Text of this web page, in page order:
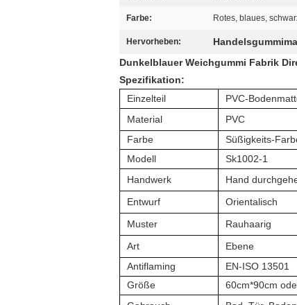
Farbe: Rotes, blaues,
Hervorheben:
Dunkelblauer Weichgummi Fabrik
Spezifikation:
Einzelteil
PVC-
Material
PVC
Farbe
Süßigkeits-
Modell
Sk1002-1
Handwerk
Hand
Entwurf
Orientalisch
Muster
Rauhaarig
Art
Ebene
Antiflaming
EN-ISO 13501
Größe
60cm*90cm